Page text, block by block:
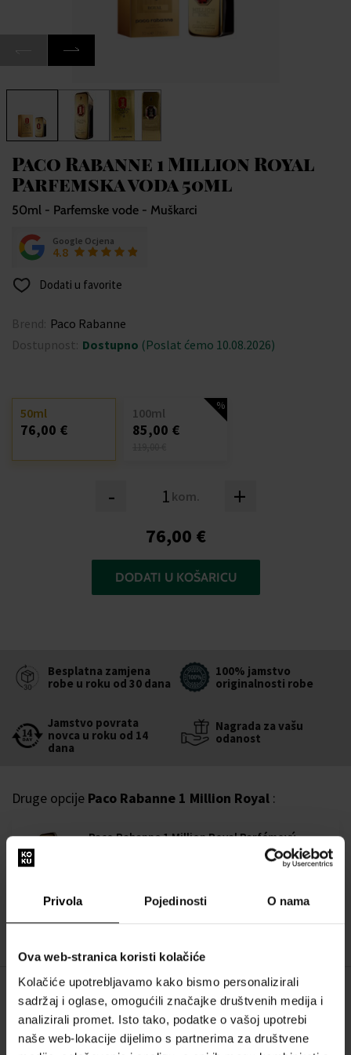
Privola Pojedinosti O nama
Ova web-stranica koristi kolačiće
Kolačiće upotrebljavamo kako bismo personalizirali
sadržaj i oglase, omogućili značajke društvenih medija i
analizirali promet. Isto tako, podatke o vašoj upotrebi
naše web-lokacije dijelimo s partnerima za društvene
Paco Rabanne 1 Million Royal
Parfemska voda 50ml
50ml - Parfemske vode - Muškarci
Google Ocjena
4.8
Dodati u favorite
Brend: Paco Rabanne
Dostupnost: Dostupno (Poslat ćemo 10.08.2026)
- kom. +
50ml
76,00 €
100ml
85,00 €
76,00 €
DODATI U KOŠARICU
Besplatna zamjena
robe u roku od 30 dana
100% jamstvo
originalnosti robe
Jamstvo povrata
novca u roku od 14
dana
Nagrada za vašu
odanost
Druge opcije Paco Rabanne 1 Million Royal :
Paco Rabanne 1 Million Royal Parfémový
100ml - Parfemski ekstrakti - Tester - Muškarci
95,00 €
OPIS
Uđite s ovim neodoljivim mirisom u kraljevstvo sigurnosti,
zadovoljstva i samopouzdanja.